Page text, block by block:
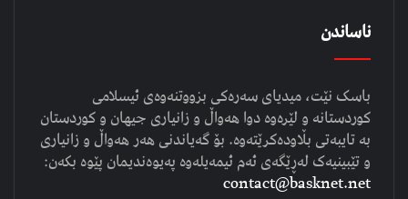
ناساندن
باسک نێت، میدیای سەرەکی بزووتنەوەی ئیسلامی
کوردستانە و لێرەوە دوا هەواڵ و زانیاری جیهان و کوردستان
بە تایبەتی بڵاودەکرێتەوە. بۆ گەیاندنی هەر هەواڵ و زانیاری
و تێبینیەک لەڕێگەی ئەم ئیمەیلەوە پەیوەندیمان پێوە بکەن:
contact@basknet.net